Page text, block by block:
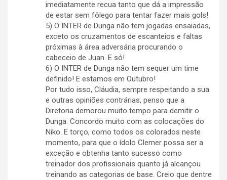
imediatamente recua tanto que dá a impressão
de estar sem fôlego para tentar fazer mais gols!
5) O INTER de Dunga não tem jogadas ensaiadas,
exceto os cruzamentos de escanteios e faltas
próximas à área adversária procurando o
cabeceio de Juan. E só!
6) O INTER de Dunga não tem sequer um time
definido! E estamos em Outubro!
Por tudo isso, Cláudia, sempre respeitando a sua
e outras opiniões contrárias, penso que a
Diretoria demorou muito tempo para demitir o
Dunga. Concordo muito com as colocações do
Niko. E torço, como todos os colorados neste
momento, para que o ídolo Clemer possa ser a
exceção e obtenha tanto sucesso como
treinador dos profissionais quanto já alcançou
treinando as categorias de base. Creio que dentre